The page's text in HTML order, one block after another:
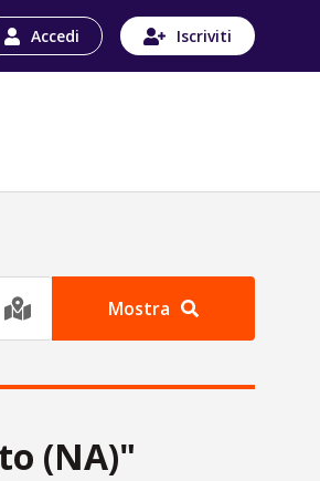
Accedi Iscriviti
Mostra
(NA)"